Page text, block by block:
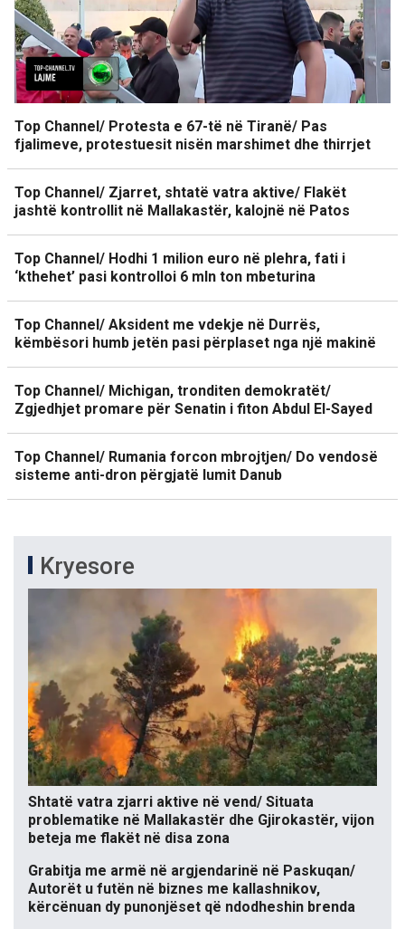
Top Channel/ Protesta e 67-të në Tiranë/ Pas
fjalimeve, protestuesit nisën marshimet dhe thirrjet
Top Channel/ Zjarret, shtatë vatra aktive/ Flakët
jashtë kontrollit në Mallakastër, kalojnë në Patos
Top Channel/ Hodhi 1 milion euro në plehra, fati i
‘kthehet’ pasi kontrolloi 6 mln ton mbeturina
Top Channel/ Aksident me vdekje në Durrës,
këmbësori humb jetën pasi përplaset nga një makinë
Top Channel/ Michigan, tronditen demokratët/
Zgjedhjet promare për Senatin i fiton Abdul El-Sayed
Top Channel/ Rumania forcon mbrojtjen/ Do vendosë
sisteme anti-dron përgjatë lumit Danub
Kryesore
Shtatë vatra zjarri aktive në vend/ Situata
problematike në Mallakastër dhe Gjirokastër, vijon
beteja me flakët në disa zona
Grabitja me armë në argjendarinë në Paskuqan/
Autorët u futën në biznes me kallashnikov,
kërcënuan dy punonjëset që ndodheshin brenda